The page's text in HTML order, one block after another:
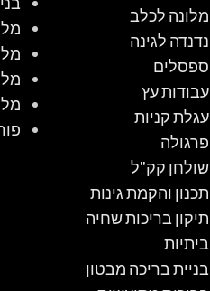
מלונה לכלב
נדנדה לגינה
ספסלים
עבודות עץ
עגלת קניות
פרגולה
שולחן קק"ל
תכנון והקמת גינות
תיקון בריכות שחיה
ביתיות
בניית בריכה מבטון